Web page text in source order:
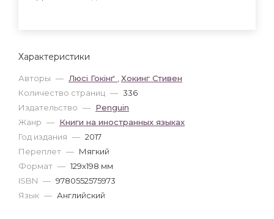
Характеристики
Авторы — Люсі Гокінґ
Хокинг Стивен
Количество страниц — 336
Издательство — Penguin
Жанр — Книги на иностранных языках
Год издания — 2017
Переплет — Мягкий
Формат — 129x198 мм
ISBN — 9780552575973
Язык — Английский